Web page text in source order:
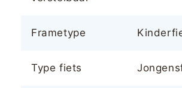
Frametype
Type fiets